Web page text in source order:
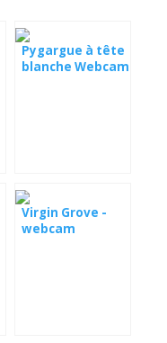
Pygargue à tête
blanche Webcam
Virgin Grove -
webcam